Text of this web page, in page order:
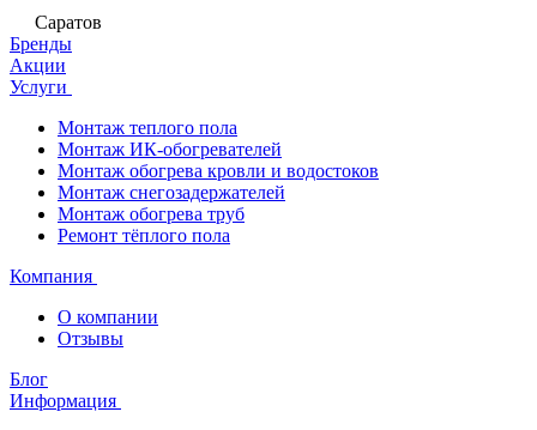
Саратов
Бренды
Акции
Услуги
Монтаж теплого пола
Монтаж ИК-обогревателей
Монтаж обогрева кровли и водостоков
Монтаж снегозадержателей
Монтаж обогрева труб
Ремонт тёплого пола
Компания
О компании
Отзывы
Блог
Информация